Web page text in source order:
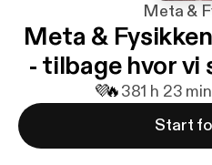
Meta &
Meta &
- tilbage hvor vi
💜🔥381 h 23
Start